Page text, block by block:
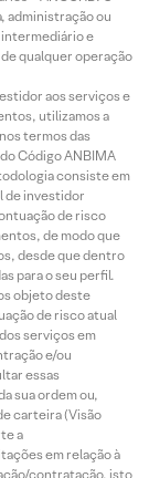
administração ou
e
qualquer operação
aos serviços e
utilizamos a
termos das
Código ANBIMA
consiste em
de investidor
de risco
de modo que
desde que dentro
para o seu perfil.
objeto deste
de risco atual
serviços em
e/ou
essas
sua ordem ou,
carteira (Visão
a
em relação à
contratação, isto